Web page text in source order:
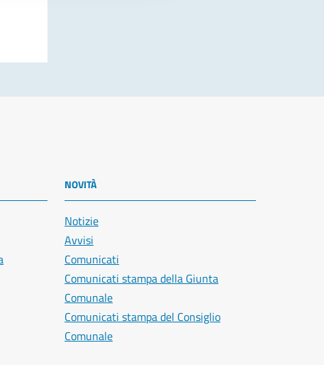
NOVITÀ
Notizie
Avvisi
Comunicati
Comunicati stampa della Giunta
Comunale
Comunicati stampa del Consiglio
Comunale